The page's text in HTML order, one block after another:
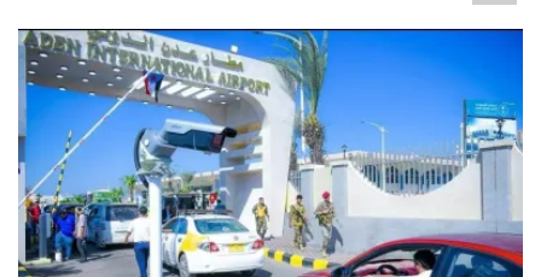
الشهداء في المخا